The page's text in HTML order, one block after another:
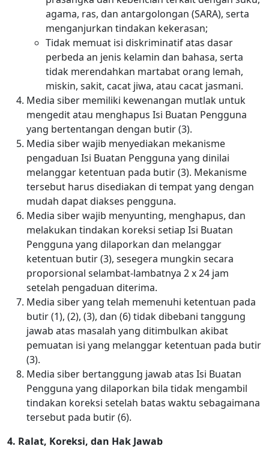
agama, ras, dan antargolongan (SARA), serta
menganjurkan tindakan kekerasan;
Tidak memuat isi diskriminatif atas dasar
perbeda an jenis kelamin dan bahasa, serta
tidak merendahkan martabat orang lemah,
miskin, sakit, cacat jiwa, atau cacat jasmani.
Media siber memiliki kewenangan mutlak untuk
mengedit atau menghapus Isi Buatan Pengguna
yang bertentangan dengan butir (3).
Media siber wajib menyediakan mekanisme
pengaduan Isi Buatan Pengguna yang dinilai
melanggar ketentuan pada butir (3). Mekanisme
tersebut harus disediakan di tempat yang dengan
mudah dapat diakses pengguna.
Media siber wajib menyunting, menghapus, dan
melakukan tindakan koreksi setiap Isi Buatan
Pengguna yang dilaporkan dan melanggar
ketentuan butir (3), sesegera mungkin secara
proporsional selambat-lambatnya 2 x 24 jam
setelah pengaduan diterima.
Media siber yang telah memenuhi ketentuan pada
butir (1), (2), (3), dan (6) tidak dibebani tanggung
jawab atas masalah yang ditimbulkan akibat
pemuatan isi yang melanggar ketentuan pada butir
(3).
Media siber bertanggung jawab atas Isi Buatan
Pengguna yang dilaporkan bila tidak mengambil
tindakan koreksi setelah batas waktu sebagaimana
tersebut pada butir (6).
4. Ralat, Koreksi, dan Hak Jawab